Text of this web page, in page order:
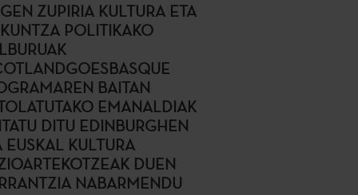
ZUPIRIA KULTURA ETA
POLITIKAKO
BAITAN
EMANALDIAK
DITU EDINBURGHEN
EUSKAL KULTURA
DUEN
NABARMENDU